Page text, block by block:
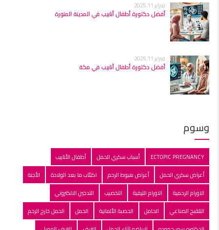
فبراير 11, 2025
أفضل دكتورة أطفال أنابيب في المدينة المنورة
فبراير 11, 2025
أفضل دكتورة أطفال أنابيب في مكة
وسوم
ECTOPIC PREGNANCY أسباب سكري الحمل
أطفال الأنابيب
أعراض سكري الحمل
أعراض هبوط الرحم اكتئاب ما بعد الولادة
الأجنة
الاورام الرحمية
الاورام الليفية التخصيب
التدخين الالكتروني
التلقبح الصناعي
الحامل الحصبة الألمانية الحمل
الحمل خارج الرحم